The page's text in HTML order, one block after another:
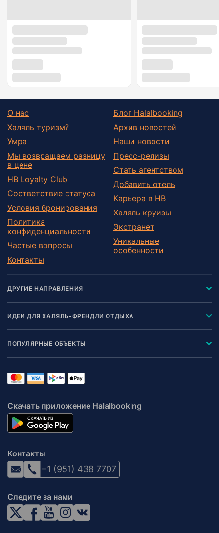
О нас
Халяль туризм?
Умра
Мы возвращаем разницу
в цене
HB Loyalty Club
Соответствие статуса
Условия бронирования
Политика
конфиденциальности
Частые вопросы
Контакты
Блог Halalbooking
Архив новостей
Наши новости
Пресс-релизы
Стать агентством
Добавить отель
Карьера в HB
Халяль круизы
Экстранет
Уникальные
особенности
ДРУГИЕ НАПРАВЛЕНИЯ
ИДЕИ ДЛЯ ХАЛЯЛЬ-ФРЕНДЛИ ОТДЫХА
ПОПУЛЯРНЫЕ ОБЪЕКТЫ
Скачать приложение Halalbooking
Контакты
+1 (951) 438 7707
Следите за нами